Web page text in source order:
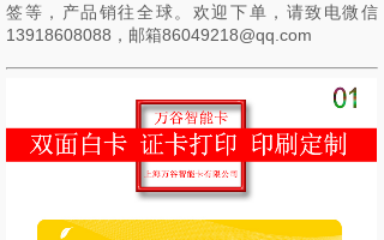
签等，产品销往全球。欢迎下单，请致电微信
13918608088，邮箱86049218@qq.com